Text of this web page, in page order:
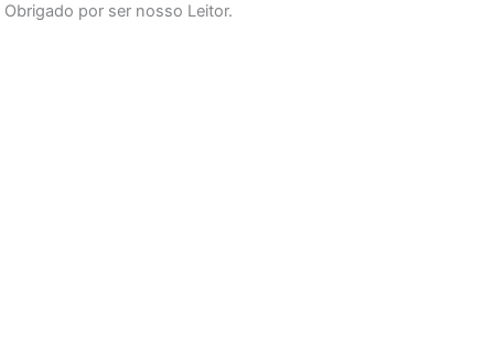
Obrigado por ser nosso Leitor.